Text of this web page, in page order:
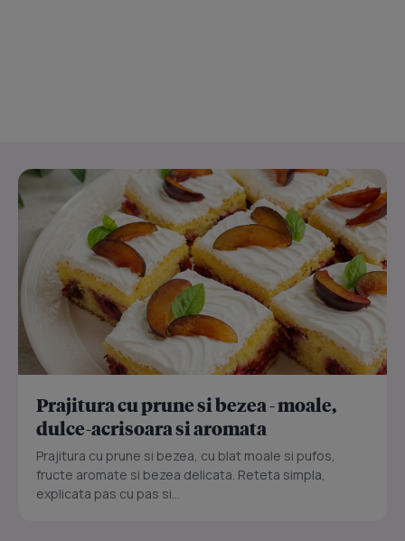
Prajitura cu prune si bezea - moale,
dulce-acrisoara si aromata
Prajitura cu prune si bezea, cu blat moale si pufos,
fructe aromate si bezea delicata. Reteta simpla,
explicata pas cu pas si...